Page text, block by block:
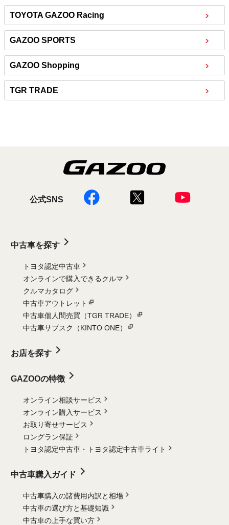
TOYOTA GAZOO Racing
GAZOO SPORTS
GAZOO Shopping
TGR TRADE
公式SNS
中古車を探す
トヨタ認定中古車
オンラインで購入できるクルマ
クルマカタログ
中古車アウトレット
中古車個人間売買（TGR TRADE）
中古車サブスク（KINTO ONE）
お店を探す
GAZOOの特徴
オンライン相談サービス
オンライン購入サービス
お取り寄せサービス
ロングラン保証
トヨタ認定中古車・
トヨタ認定中古車ライト
中古車購入ガイド
中古車購入の諸費用内訳と相場
中古車の選び方と基礎知識
中古車の上手な買い方